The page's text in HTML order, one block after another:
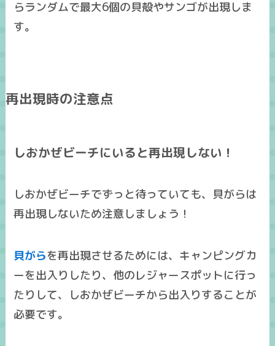
らランダムで最大6個の貝殻やサンゴが出現しま
す。
再出現時の注意点
しおかぜビーチにいると再出現しない！
しおかぜビーチでずっと待っていても、貝がらは
再出現しないため注意しましょう！
貝がらを再出現させるためには、キャンピングカ
ーを出入りしたり、他のレジャースポットに行っ
たりして、
しおかぜビーチから出入りすることが
必要です。